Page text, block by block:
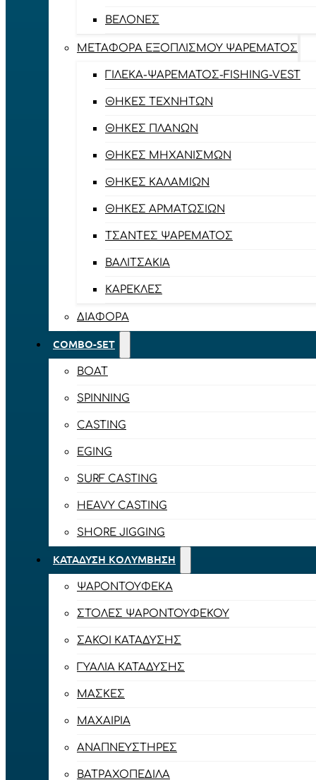
ΒΕΛΌΝΕΣ
ΜΕΤΑΦΟΡΆ ΕΞΟΠΛΙΣΜΟΎ ΨΑΡΈΜΑΤΟΣ
ΓΙΛΈΚΑ-ΨΑΡΈΜΑΤΟΣ-FISHING-VEST
ΘΉΚΕΣ ΤΕΧΝΗΤΏΝ
ΘΉΚΕΣ ΠΛΆΝΩΝ
ΘΉΚΕΣ ΜΗΧΑΝΙΣΜΏΝ
ΘΉΚΕΣ ΚΑΛΑΜΙΏΝ
ΘΉΚΕΣ ΑΡΜΑΤΩΣΙΏΝ
ΤΣΆΝΤΕΣ ΨΑΡΈΜΑΤΟΣ
ΒΑΛΙΤΣΆΚΙΑ
ΚΑΡΈΚΛΕΣ
ΔΙΆΦΟΡΑ
COMBO-SET
BOAT
SPINNING
CASTING
EGING
SURF CASTING
HEAVY CASTING
SHORE JIGGING
ΚΑΤΆΔΥΣΗ ΚΟΛΎΜΒΗΣΗ
ΨΑΡΟΝΤΟΎΦΕΚΑ
ΣΤΟΛΈΣ ΨΑΡΟΝΤΟΎΦΕΚΟΥ
ΣΆΚΟΙ ΚΑΤΆΔΥΣΗΣ
ΓΥΑΛΙΆ ΚΑΤΆΔΥΣΗΣ
ΜΆΣΚΕΣ
ΜΑΧΑΊΡΙΑ
ΑΝΑΠΝΕΥΣΤΉΡΕΣ
ΒΑΤΡΑΧΟΠΈΔΙΛΑ